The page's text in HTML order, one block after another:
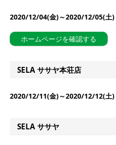
2020/12/04(金)～2020/12/05(土)
ホームページを確認する
SELA ササヤ本荘店
2020/12/11(金)～2020/12/12(土)
SELA ササヤ